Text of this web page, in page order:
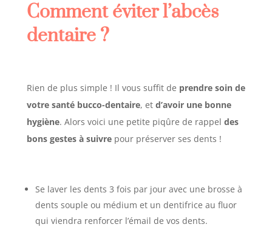
Comment éviter l’abcès
dentaire ?
Rien de plus simple ! Il vous suffit de prendre soin de
votre santé bucco-dentaire, et d’avoir une bonne
hygiène. Alors voici une petite piqûre de rappel des
bons gestes à suivrepour préserver ses dents !
Se laver les dents 3 fois par jour avec une brosse à
dents souple ou médium et un dentifrice au fluor
qui viendra renforcer l’émail de vos dents.